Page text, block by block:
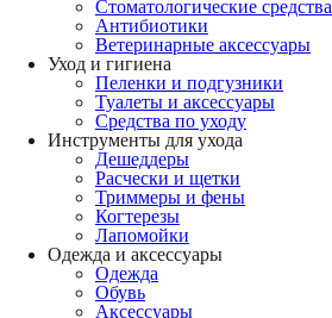
Стоматологические средства
Антибиотики
Ветеринарные аксессуары
Уход и гигиена
Пеленки и подгузники
Туалеты и аксессуары
Средства по уходу
Инструменты для ухода
Дешеддеры
Расчески и щетки
Триммеры и фены
Когтерезы
Лапомойки
Одежда и аксессуары
Одежда
Обувь
Аксессуары